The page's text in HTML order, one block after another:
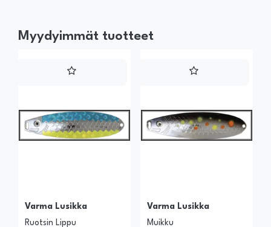
Myydyimmät tuotteet
Varma Lusikka
Ruotsin Lippu
Varma Lusikka
Muikku